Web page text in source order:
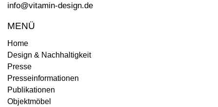
info@vitamin-design.de
MENÜ
Home
Design & Nachhaltigkeit
Presse
Presseinformationen
Publikationen
Objektmöbel